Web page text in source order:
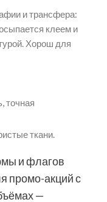
и трансфера:
клеем и
Хорош для
точная
ткани.
и флагов
промо-акций с
—